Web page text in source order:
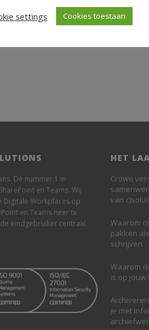
Dé nummer 1 in
en Teams. Wij
Digitale Workplaces op
en Teams neer te
eindgebruiker centraal
HET
Crowe
van
Waarom
pakken
schrijven
Waarom
is op
je met
settings Cookies toestaan